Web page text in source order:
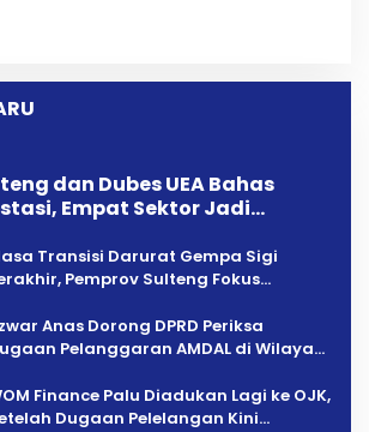
dan Dubes UEA Bahas
Empat Sektor Jadi
Transisi Darurat Gempa Sigi
Pemprov Sulteng Fokus
Anas Dorong DPRD Periksa
Pelanggaran AMDAL di Wilayah
Finance Palu Diadukan Lagi ke OJK,
Dugaan Pelelangan Kini